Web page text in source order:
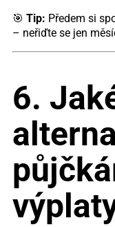
🎯 Tip: Předem si
– neřiďte se jen
6.